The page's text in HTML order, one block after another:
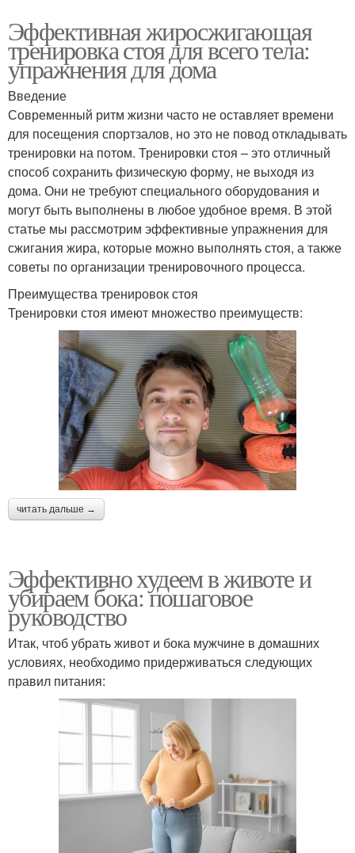
Эффективная жиросжигающая
тренировка стоя для всего тела:
упражнения для дома
Введение
Современный ритм жизни часто не оставляет времени
для посещения спортзалов, но это не повод откладывать
тренировки на потом. Тренировки стоя – это отличный
способ сохранить физическую форму, не выходя из
дома. Они не требуют специального оборудования и
могут быть выполнены в любое удобное время. В этой
статье мы рассмотрим эффективные упражнения для
сжигания жира, которые можно выполнять стоя, а также
советы по организации тренировочного процесса.
Преимущества тренировок стоя
Тренировки стоя имеют множество преимуществ:
читать дальше →
Эффективно худеем в животе и
убираем бока: пошаговое
руководство
Итак, чтоб убрать живот и бока мужчине в домашних
условиях, необходимо придерживаться следующих
правил питания: